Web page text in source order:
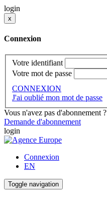
login
x
Connexion
Votre identifiant
Votre mot de passe
CONNEXION
J'ai oublié mon mot de passe
Vous n'avez pas d'abonnement ?
Demande d'abonnement
login
Connexion
EN
Toggle navigation